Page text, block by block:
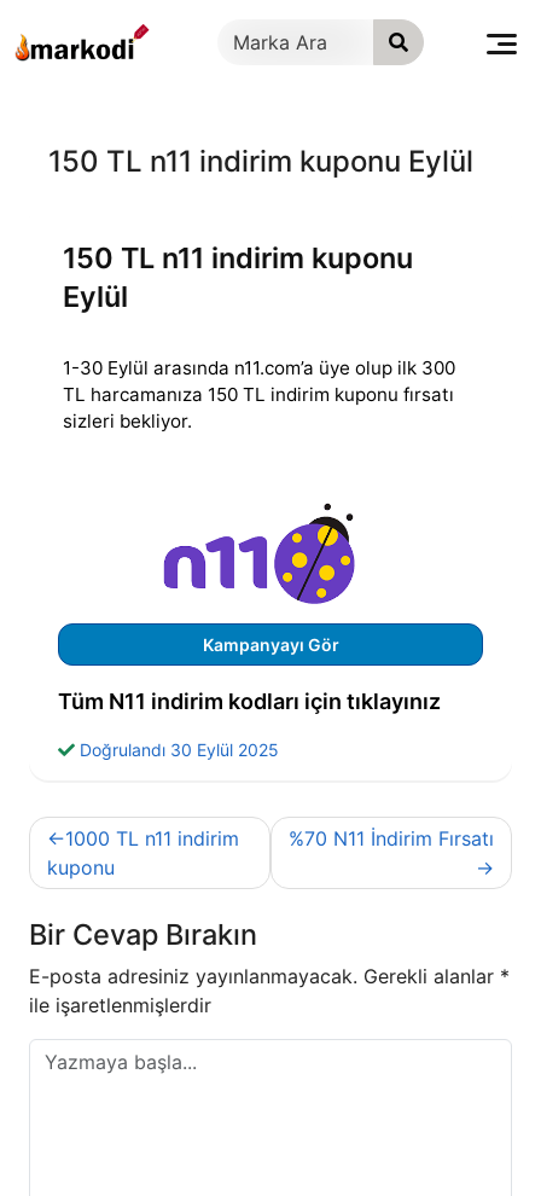
geç
150 TL n11 indirim kuponu Eylül
150 TL n11 indirim kuponu
Eylül
1-30 Eylül arasında n11.com’a üye olup ilk 300
TL harcamanıza 150 TL indirim kuponu fırsatı
sizleri bekliyor.
Kampanyayı Gör
Tüm N11 indirim kodları için tıklayınız
Doğrulandı 30 Eylül 2025
Yazı
gezinmesi
1000 TL n11 indirim
kuponu
%70 N11 İndirim Fırsatı
Bir Cevap Bırakın
E-posta adresiniz yayınlanmayacak. Gerekli alanlar *
ile işaretlenmişlerdir